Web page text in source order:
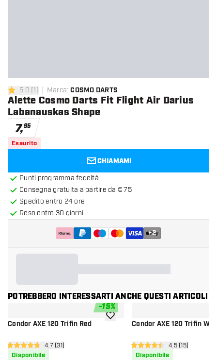
5 stelle di valutazione
5.0 [1] Marca: COSMO DARTS
Alette Cosmo Darts Fit Flight Air Darius
Labanauskas Shape
7,95
Esaurito
CHIAMAMI
Punti programma fedeltà
Consegna gratuita a partire da € 75
Spedito entro 24 ore
Reso entro 30 giorni
+2
POTREBBERO INTERESSARTI ANCHE QUESTI ARTICOLI
-15%
Condor AXE 120 Trifin Red
apri pannello recensioni
4.7 stelle di valutazione
4.7 (31)
Disponibile
aggiungi alla lista dei desideri
Condor AXE 120 Trifin
apri pannello
4.5 stelle di valutazione
4.5 (15)
Disponibile